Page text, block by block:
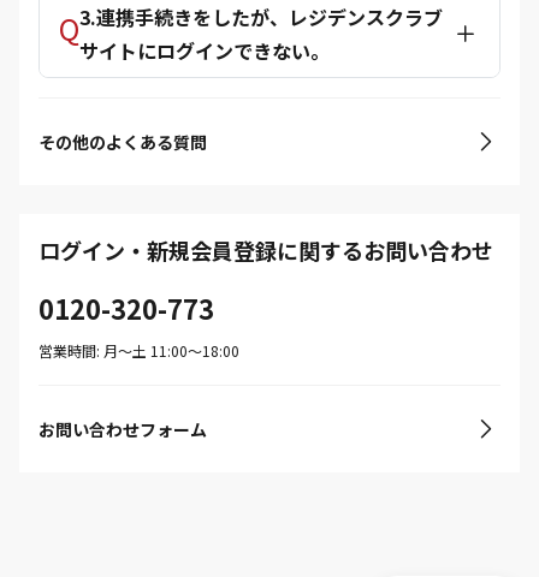
3.連携手続きをしたが、レジデンスクラブ
サイトにログインできない。
その他のよくある質問
ログイン・新規会員登録に関するお問い合わせ
0120-320-773
営業時間: 月〜土 11:00〜18:00
お問い合わせフォーム